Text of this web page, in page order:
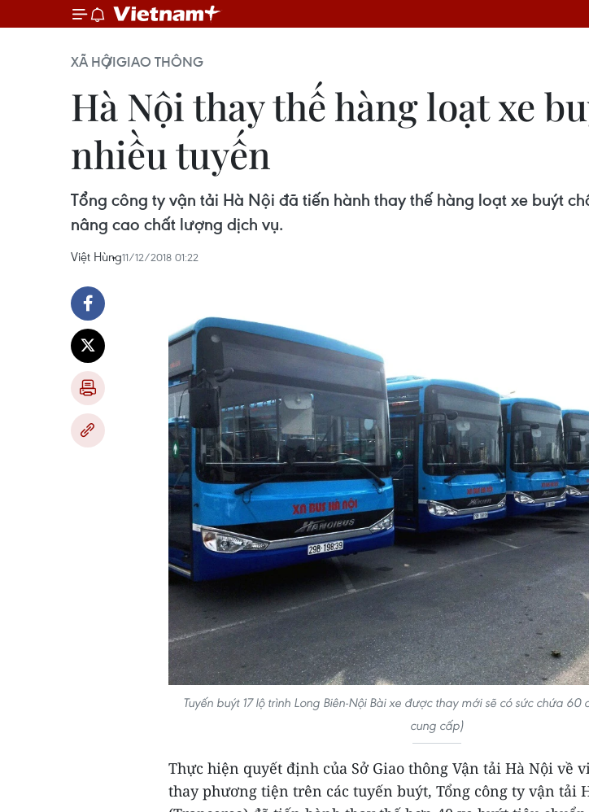
XÃ HỘIGIAO THÔNG
Hà Nội thay thế hàng loạt xe
nhiều tuyến
Tổng công ty vận tải Hà Nội đã tiến hành thay thế hàng loạt xe buýt
nâng cao chất lượng dịch vụ.
Việt Hùng11/12/2018 01:22
Tuyến buýt 17 lộ trình Long Biên-Nội Bài xe được thay mới sẽ có sức chứa 60
cung cấp)
Thực hiện quyết định của Sở Giao thông Vận tải Hà Nội về
thay phương tiện trên các tuyến buýt, Tổng công ty vận tải